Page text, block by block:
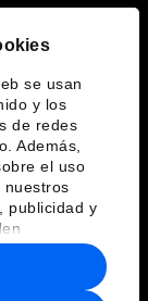
se usan
y los
de redes
Además,
el uso
nuestros
publicidad y
que les
haya